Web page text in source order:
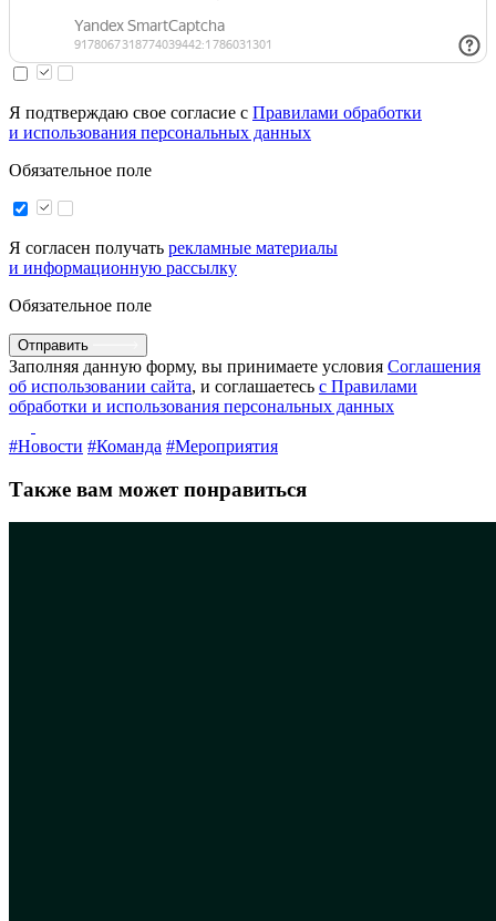
Я подтверждаю свое согласие с Правилами обработки
и использования персональных данных
Обязательное поле
Я согласен получать рекламные материалы
и информационную рассылку
Обязательное поле
Отправить
Заполняя данную форму, вы принимаете условия Соглашения
об использовании сайта, и соглашаетесь с Правилами
обработки и использования персональных данных
#Новости #Команда #Мероприятия
Также вам может понравиться